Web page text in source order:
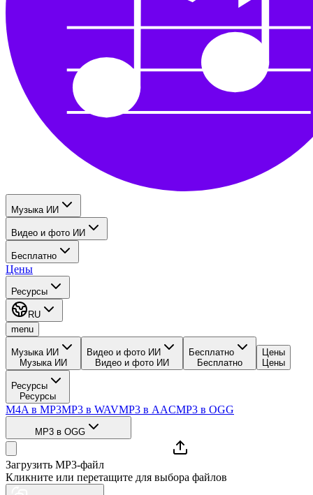
Музыка ИИ
Видео и фото ИИ
Бесплатно
Цены
Ресурсы
RU
menu
Музыка ИИ
Музыка ИИ
Видео и фото ИИ
Видео и фото ИИ
Бесплатно
Бесплатно
Цены
Цены
Ресурсы
Ресурсы
M4A в MP3MP3 в WAVMP3 в AACMP3 в OGG
MP3 в OGG
Загрузить MP3-файл
Кликните или перетащите для выбора файлов